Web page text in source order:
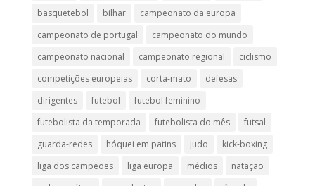
basquetebol
bilhar
campeonato da europa
campeonato de portugal
campeonato do mundo
campeonato nacional
campeonato regional
ciclismo
competições europeias
corta-mato
defesas
dirigentes
futebol
futebol feminino
futebolista da temporada
futebolista do mês
futsal
guarda-redes
hóquei em patins judo
kick-boxing
liga dos campeões
liga europa médios
natação